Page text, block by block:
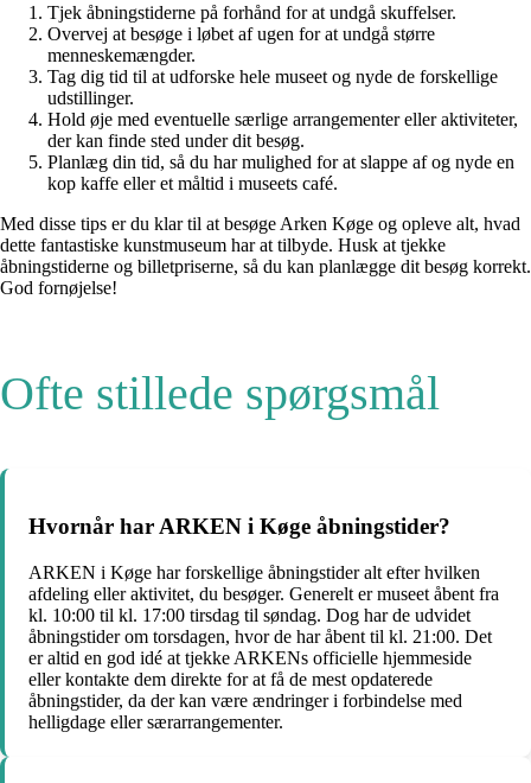
Tjek åbningstiderne på forhånd for at undgå skuffelser.
Overvej at besøge i løbet af ugen for at undgå større
menneskemængder.
Tag dig tid til at udforske hele museet og nyde de forskellige
udstillinger.
Hold øje med eventuelle særlige arrangementer eller aktiviteter,
der kan finde sted under dit besøg.
Planlæg din tid, så du har mulighed for at slappe af og nyde en
kop kaffe eller et måltid i museets café.
Med disse tips er du klar til at besøge Arken Køge og opleve alt, hvad
dette fantastiske kunstmuseum har at tilbyde. Husk at tjekke
åbningstiderne og billetpriserne, så du kan planlægge dit besøg korrekt.
God fornøjelse!
Ofte stillede spørgsmål
Hvornår har ARKEN i Køge åbningstider?
ARKEN i Køge har forskellige åbningstider alt efter hvilken
afdeling eller aktivitet, du besøger. Generelt er museet åbent fra
kl. 10:00 til kl. 17:00 tirsdag til søndag. Dog har de udvidet
åbningstider om torsdagen, hvor de har åbent til kl. 21:00. Det
er altid en god idé at tjekke ARKENs officielle hjemmeside
eller kontakte dem direkte for at få de mest opdaterede
åbningstider, da der kan være ændringer i forbindelse med
helligdage eller særarrangementer.